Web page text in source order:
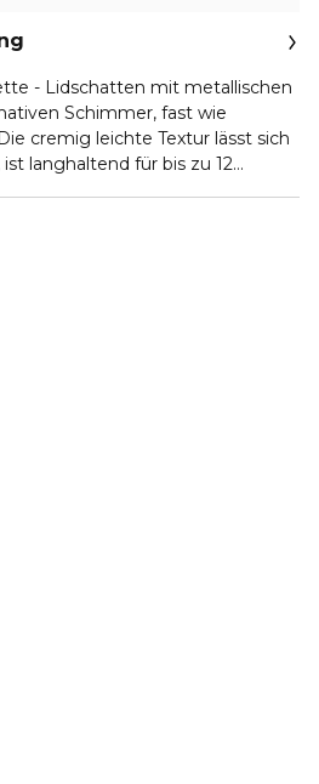
- Lidschatten mit metallischen
Schimmer, fast wie
cremig leichte Textur lässt sich
langhaltend für bis zu 12